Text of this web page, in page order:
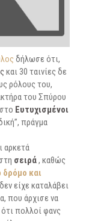
δήλωσε ότι,
και 30 ταινίες δε
ρόλους του,
του Σπύρου
Ευτυχισμένοι
πράγμα
αρκετά
σειρά, καθώς
και
είχε καταλάβει
που άρχισε να
πολλοί φανς